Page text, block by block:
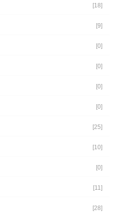
[18]
[9]
[0]
[0]
[0]
[0]
[25]
[10]
[0]
[11]
[28]